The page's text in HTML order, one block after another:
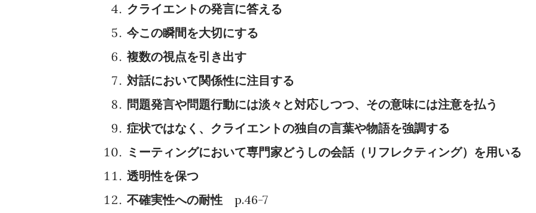
クライエントの発言に答える
今この瞬間を大切にする
複数の視点を引き出す
対話において関係性に注目する
問題発言や問題行動には淡々と対応しつつ、その意味には注意を払う
症状ではなく、クライエントの独自の言葉や物語を強調する
ミーティングにおいて専門家どうしの会話（リフレクティング）を用いる
透明性を保つ
不確実性への耐性 p.46-7